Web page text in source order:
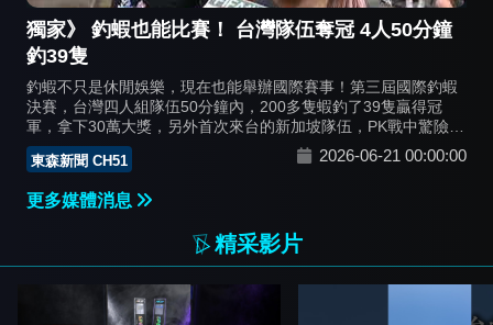
獨家》 釣蝦也能比賽！ 台灣隊伍奪冠 4人50分鐘
釣39隻
釣蝦不只是休閒娛樂，現在也能舉辦國際賽事！第三屆國際釣蝦
決賽，台灣四人組隊伍50分鐘內，200多隻蝦釣了39隻贏得冠
軍，拿下30萬大獎，另外首次來台的新加坡隊伍，PK戰中驚險贏
得亞軍，選手分享，蝦子吃餌多數在蝦池深處，或沿著池邊走，
新手想提高釣蝦成功率，可以瞄準這兩處。
東森新聞 CH51 2026-06-21 00:00:00
更多媒體消息
精采影片